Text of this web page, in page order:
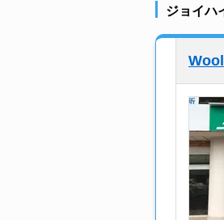
ジョイハ